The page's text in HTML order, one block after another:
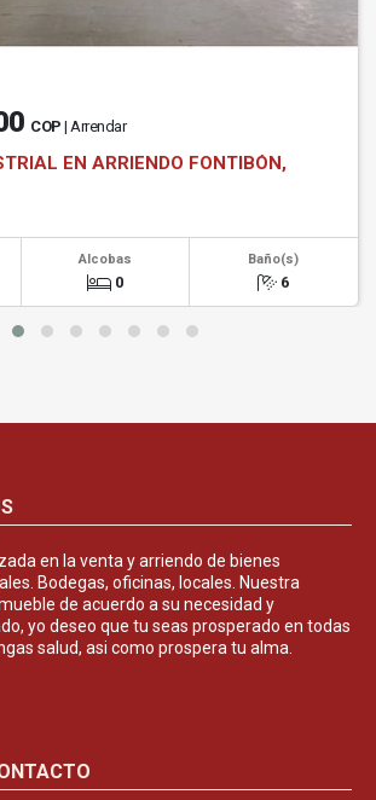
COP | Arrendar
EN ARRIENDO FONTIBÓN,
Alcobas
0
Baño(s)
6
en la venta y arriendo de bienes
Bodegas, oficinas, locales. Nuestra
de acuerdo a su necesidad y
yo deseo que tu seas prosperado en todas
salud, asi como prospera tu alma.